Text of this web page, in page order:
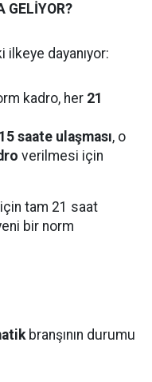
GELİYOR?
ilkeye dayanıyor:
kadro, her 21
15 saate ulaşması, o
verilmesi için
tam 21 saat
bir norm
branşının durumu